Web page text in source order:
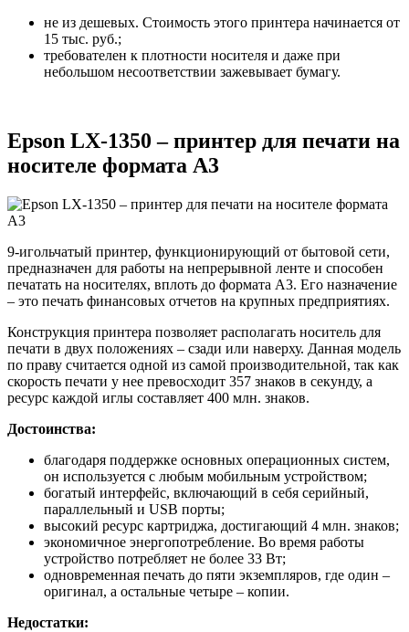
не из дешевых. Стоимость этого принтера начинается от
15 тыс. руб.;
требователен к плотности носителя и даже при
небольшом несоответствии зажевывает бумагу.
Epson LX-1350 – принтер для печати на
носителе формата А3
9-игольчатый принтер, функционирующий от бытовой сети,
предназначен для работы на непрерывной ленте и способен
печатать на носителях, вплоть до формата А3. Его назначение
– это печать финансовых отчетов на крупных предприятиях.
Конструкция принтера позволяет располагать носитель для
печати в двух положениях – сзади или наверху. Данная модель
по праву считается одной из самой производительной, так как
скорость печати у нее превосходит 357 знаков в секунду, а
ресурс каждой иглы составляет 400 млн. знаков.
Достоинства:
благодаря поддержке основных операционных систем,
он используется с любым мобильным устройством;
богатый интерфейс, включающий в себя серийный,
параллельный и USB порты;
высокий ресурс картриджа, достигающий 4 млн. знаков;
экономичное энергопотребление. Во время работы
устройство потребляет не более 33 Вт;
одновременная печать до пяти экземпляров, где один –
оригинал, а остальные четыре – копии.
Недостатки: